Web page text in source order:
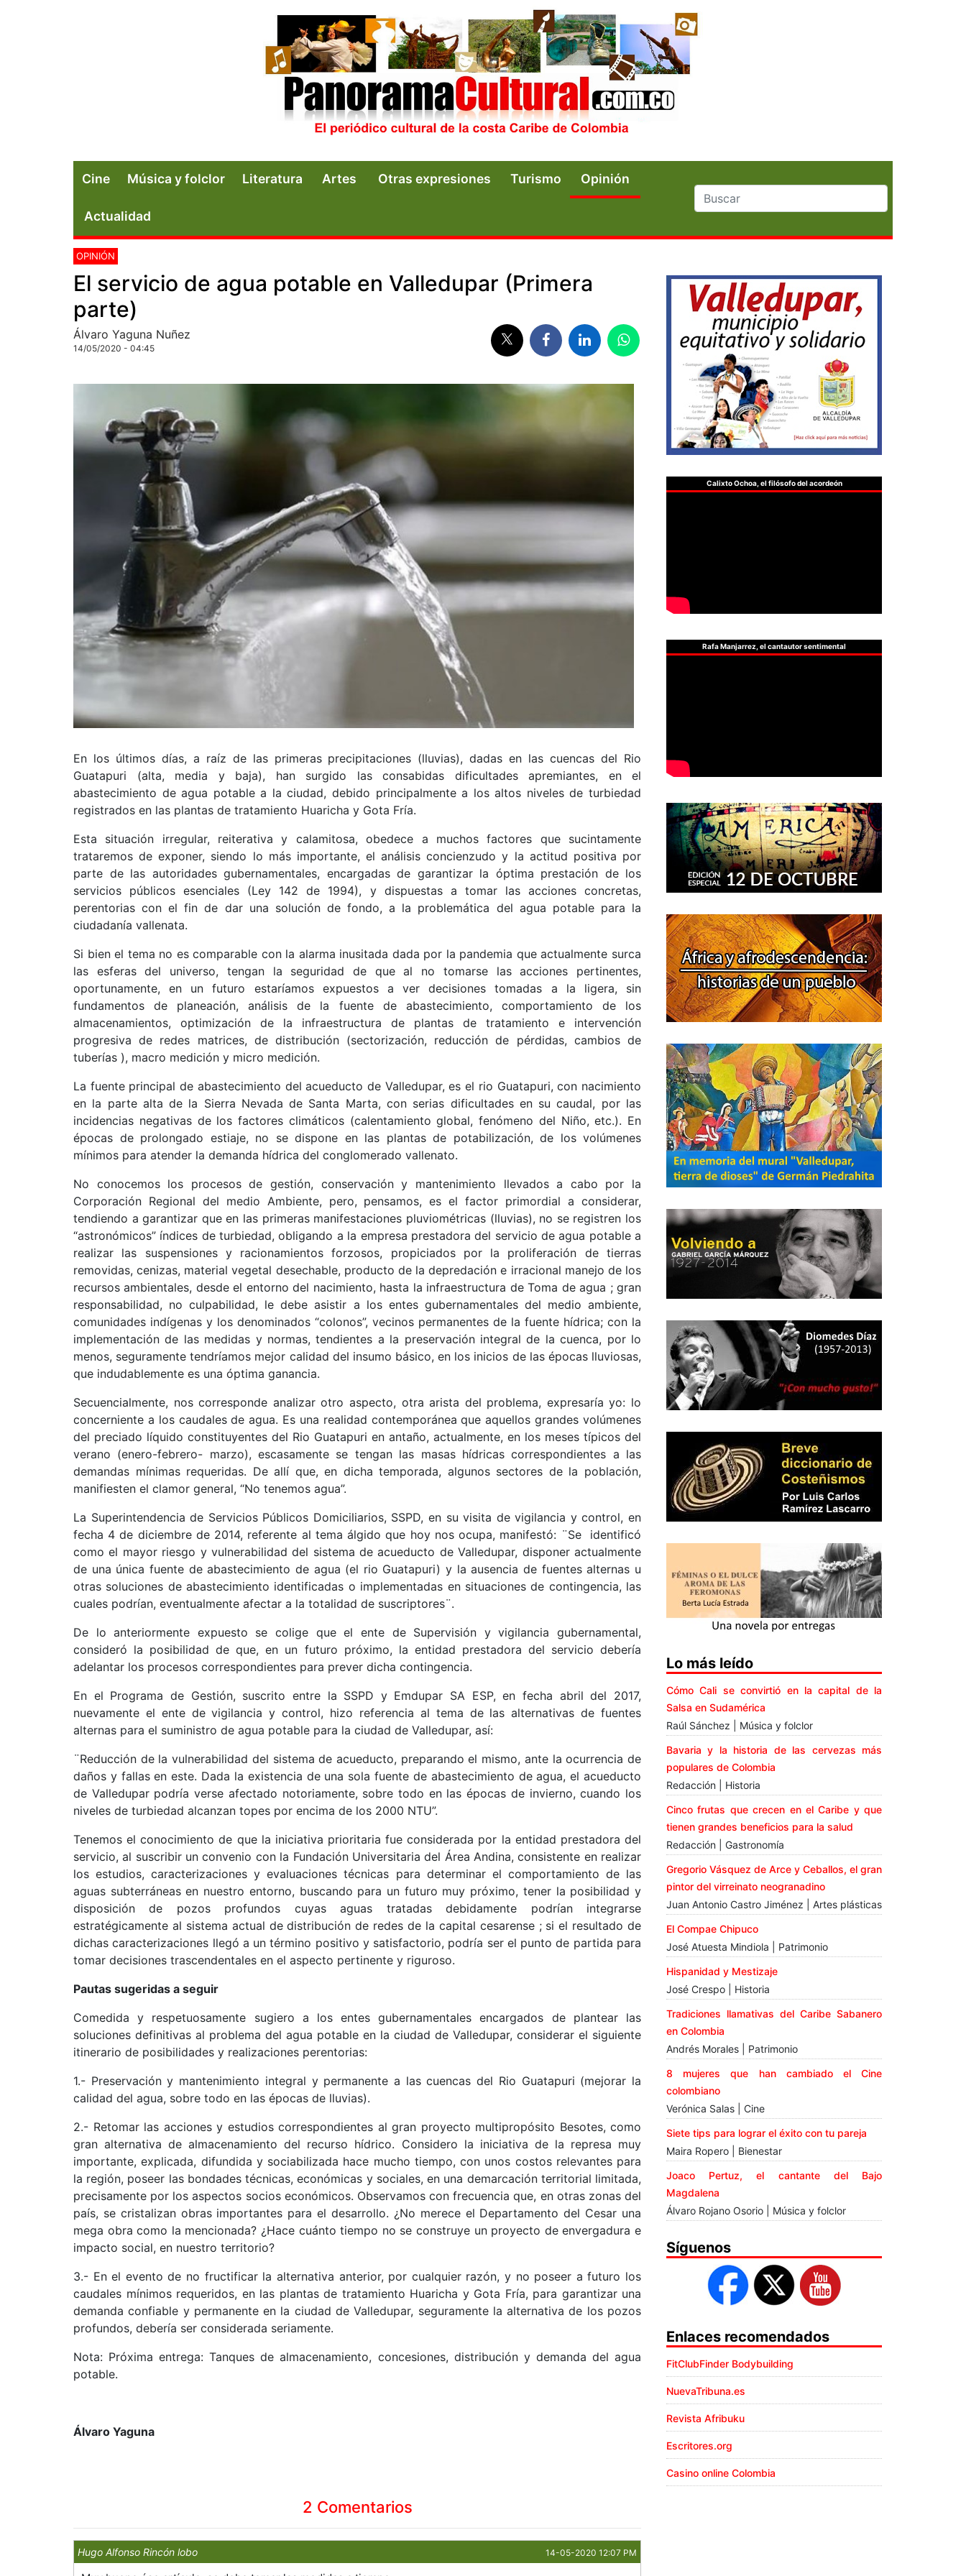
Cine Música y folclor Literatura Artes Otras expresiones Turismo Opinión
Actualidad
OPINIÓN
El servicio de agua potable en Valledupar (Primera
parte)
Álvaro Yaguna Nuñez
14/05/2020 - 04:45
En los últimos días, a raíz de las primeras precipitaciones (lluvias), dadas en las cuencas del Rio
Guatapuri (alta, media y baja), han surgido las consabidas dificultades apremiantes, en el
abastecimiento de agua potable a la ciudad, debido principalmente a los altos niveles de turbiedad
registrados en las plantas de tratamiento Huaricha y Gota Fría.
Esta situación irregular, reiterativa y calamitosa, obedece a muchos factores que sucintamente
trataremos de exponer, siendo lo más importante, el análisis concienzudo y la actitud positiva por
parte de las autoridades gubernamentales, encargadas de garantizar la óptima prestación de los
servicios públicos esenciales (Ley 142 de 1994), y dispuestas a tomar las acciones concretas,
perentorias con el fin de dar una solución de fondo, a la problemática del agua potable para la
ciudadanía vallenata.
Si bien el tema no es comparable con la alarma inusitada dada por la pandemia que actualmente surca
las esferas del universo, tengan la seguridad de que al no tomarse las acciones pertinentes,
oportunamente, en un futuro estaríamos expuestos a ver decisiones tomadas a la ligera, sin
fundamentos de planeación, análisis de la fuente de abastecimiento, comportamiento de los
almacenamientos, optimización de la infraestructura de plantas de tratamiento e intervención
progresiva de redes matrices, de distribución (sectorización, reducción de pérdidas, cambios de
tuberías ), macro medición y micro medición.
La fuente principal de abastecimiento del acueducto de Valledupar, es el rio Guatapuri, con nacimiento
en la parte alta de la Sierra Nevada de Santa Marta, con serias dificultades en su caudal, por las
incidencias negativas de los factores climáticos (calentamiento global, fenómeno del Niño, etc.). En
épocas de prolongado estiaje, no se dispone en las plantas de potabilización, de los volúmenes
mínimos para atender la demanda hídrica del conglomerado vallenato.
No conocemos los procesos de gestión, conservación y mantenimiento llevados a cabo por la
Corporación Regional del medio Ambiente, pero, pensamos, es el factor primordial a considerar,
tendiendo a garantizar que en las primeras manifestaciones pluviométricas (lluvias), no se registren los
“astronómicos” índices de turbiedad, obligando a la empresa prestadora del servicio de agua potable a
realizar las suspensiones y racionamientos forzosos, propiciados por la proliferación de tierras
removidas, cenizas, material vegetal desechable, producto de la depredación e irracional manejo de los
recursos ambientales, desde el entorno del nacimiento, hasta la infraestructura de Toma de agua ; gran
responsabilidad, no culpabilidad, le debe asistir a los entes gubernamentales del medio ambiente,
comunidades indígenas y los denominados “colonos”, vecinos permanentes de la fuente hídrica; con la
implementación de las medidas y normas, tendientes a la preservación integral de la cuenca, por lo
menos, seguramente tendríamos mejor calidad del insumo básico, en los inicios de las épocas lluviosas,
que indudablemente es una óptima ganancia.
Secuencialmente, nos corresponde analizar otro aspecto, otra arista del problema, expresaría yo: lo
concerniente a los caudales de agua. Es una realidad contemporánea que aquellos grandes volúmenes
del preciado líquido constituyentes del Rio Guatapuri en antaño, actualmente, en los meses típicos del
verano (enero-febrero- marzo), escasamente se tengan las masas hídricas correspondientes a las
demandas mínimas requeridas. De allí que, en dicha temporada, algunos sectores de la población,
manifiesten el clamor general, “No tenemos agua”.
La Superintendencia de Servicios Públicos Domiciliarios, SSPD, en su visita de vigilancia y control, en
fecha 4 de diciembre de 2014, referente al tema álgido que hoy nos ocupa, manifestó: ¨Se identificó
como el mayor riesgo y vulnerabilidad del sistema de acueducto de Valledupar, disponer actualmente
de una única fuente de abastecimiento de agua (el rio Guatapuri) y la ausencia de fuentes alternas u
otras soluciones de abastecimiento identificadas o implementadas en situaciones de contingencia, las
cuales podrían, eventualmente afectar a la totalidad de suscriptores¨.
De lo anteriormente expuesto se colige que el ente de Supervisión y vigilancia gubernamental,
consideró la posibilidad de que, en un futuro próximo, la entidad prestadora del servicio debería
adelantar los procesos correspondientes para prever dicha contingencia.
En el Programa de Gestión, suscrito entre la SSPD y Emdupar SA ESP, en fecha abril del 2017,
nuevamente el ente de vigilancia y control, hizo referencia al tema de las alternativas de fuentes
alternas para el suministro de agua potable para la ciudad de Valledupar, así:
¨Reducción de la vulnerabilidad del sistema de acueducto, preparando el mismo, ante la ocurrencia de
daños y fallas en este. Dada la existencia de una sola fuente de abastecimiento de agua, el acueducto
de Valledupar podría verse afectado notoriamente, sobre todo en las épocas de invierno, cuando los
niveles de turbiedad alcanzan topes por encima de los 2000 NTU”.
Tenemos el conocimiento de que la iniciativa prioritaria fue considerada por la entidad prestadora del
servicio, al suscribir un convenio con la Fundación Universitaria del Área Andina, consistente en realizar
los estudios, caracterizaciones y evaluaciones técnicas para determinar el comportamiento de las
aguas subterráneas en nuestro entorno, buscando para un futuro muy próximo, tener la posibilidad y
disposición de pozos profundos cuyas aguas tratadas debidamente podrían integrarse
estratégicamente al sistema actual de distribución de redes de la capital cesarense ; si el resultado de
dichas caracterizaciones llegó a un término positivo y satisfactorio, podría ser el punto de partida para
tomar decisiones trascendentales en el aspecto pertinente y riguroso.
Pautas sugeridas a seguir
Comedida y respetuosamente sugiero a los entes gubernamentales encargados de plantear las
soluciones definitivas al problema del agua potable en la ciudad de Valledupar, considerar el siguiente
itinerario de posibilidades y realizaciones perentorias:
1.- Preservación y mantenimiento integral y permanente a las cuencas del Rio Guatapuri (mejorar la
calidad del agua, sobre todo en las épocas de lluvias).
2.- Retomar las acciones y estudios correspondientes al gran proyecto multipropósito Besotes, como
gran alternativa de almacenamiento del recurso hídrico. Considero la iniciativa de la represa muy
importante, explicada, difundida y sociabilizada hace mucho tiempo, con unos costos relevantes para
la región, poseer las bondades técnicas, económicas y sociales, en una demarcación territorial limitada,
precisamente por los aspectos socios económicos. Observamos con frecuencia que, en otras zonas del
país, se cristalizan obras importantes para el desarrollo. ¿No merece el Departamento del Cesar una
mega obra como la mencionada? ¿Hace cuánto tiempo no se construye un proyecto de envergadura e
impacto social, en nuestro territorio?
3.- En el evento de no fructificar la alternativa anterior, por cualquier razón, y no poseer a futuro los
caudales mínimos requeridos, en las plantas de tratamiento Huaricha y Gota Fría, para garantizar una
demanda confiable y permanente en la ciudad de Valledupar, seguramente la alternativa de los pozos
profundos, debería ser considerada seriamente.
Nota: Próxima entrega: Tanques de almacenamiento, concesiones, distribución y demanda del agua
potable.
Álvaro Yaguna
2 Comentarios
Hugo Alfonso Rincón lobo 14-05-2020 12:07 PM
Calixto Ochoa, el filósofo del acordeón
Rafa Manjarrez, el cantautor sentimental
Lo más leído
Cómo Cali se convirtió en la capital de la
Salsa en Sudamérica
Raúl Sánchez | Música y folclor
Bavaria y la historia de las cervezas más
populares de Colombia
Redacción | Historia
Cinco frutas que crecen en el Caribe y que
tienen grandes beneficios para la salud
Redacción | Gastronomía
Gregorio Vásquez de Arce y Ceballos, el gran
pintor del virreinato neogranadino
Juan Antonio Castro Jiménez | Artes plásticas
El Compae Chipuco
José Atuesta Mindiola | Patrimonio
Hispanidad y Mestizaje
José Crespo | Historia
Tradiciones llamativas del Caribe Sabanero
en Colombia
Andrés Morales | Patrimonio
8 mujeres que han cambiado el Cine
colombiano
Verónica Salas | Cine
Siete tips para lograr el éxito con tu pareja
Maira Ropero | Bienestar
Joaco Pertuz, el cantante del Bajo
Magdalena
Álvaro Rojano Osorio | Música y folclor
Síguenos
Enlaces recomendados
FitClubFinder Bodybuilding
NuevaTribuna.es
Revista Afribuku
Escritores.org
Casino online Colombia